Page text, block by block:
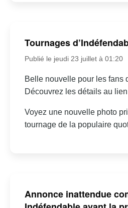
Tournages
Publié le jeudi 23 juillet à 01:20
Belle nouvelle pour les fans
Découvrez les détails au
Voyez une nouvelle photo
tournage de la populaire
Annonce inattendue